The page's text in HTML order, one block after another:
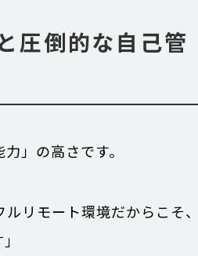
圧倒的な自己管
」の高さです。
リモート環境だからこそ、